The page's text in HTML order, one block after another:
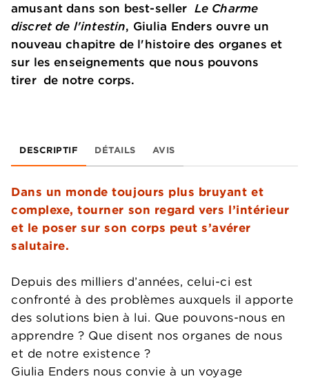
amusant dans son best-seller Le Charme
discret de l'intestin, Giulia Enders ouvre un
nouveau chapitre de l'histoire des organes et
sur les enseignements que nous pouvons
tirer de notre corps.
DESCRIPTIF DÉTAILS AVIS
Dans un monde toujours plus bruyant et
complexe, tourner son regard vers l’intérieur
et le poser sur son corps peut s’avérer
salutaire.
Depuis des milliers d’années, celui-ci est
confronté à des problèmes auxquels il apporte
des solutions bien à lui. Que pouvons-nous en
apprendre ? Que disent nos organes de nous
et de notre existence ?
Giulia Enders nous convie à un voyage